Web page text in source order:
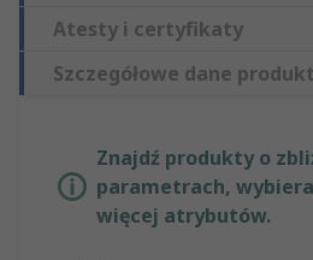
Atesty i certyfikaty
Szczegółowe dane
Znajdź produkty o
parametrach,
więcej atrybutów.